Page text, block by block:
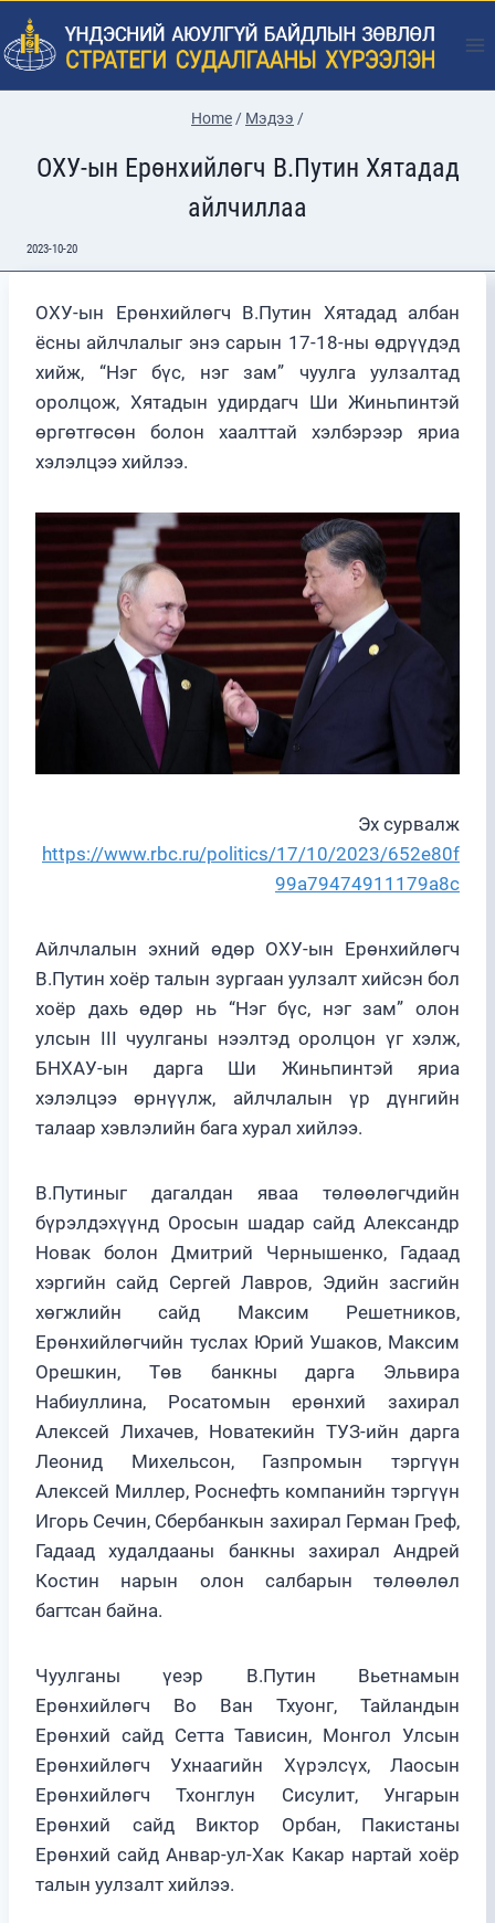
Skip
to
content
Home/ Мэдээ /
ОХУ-ын Ерөнхийлөгч В.Путин Хятадад
айлчиллаа
2023-10-20
ОХУ-ын Ерөнхийлөгч В.Путин Хятадад албан
ёсны айлчлалыг энэ сарын 17-18-ны өдрүүдэд
хийж, “Нэг бүс, нэг зам” чуулга уулзалтад
оролцож, Хятадын удирдагч Ши Жиньпинтэй
өргөтгөсөн болон хаалттай хэлбэрээр яриа
хэлэлцээ хийлээ.
Эх сурвалж
https://www.rbc.ru/politics/17/10/2023/652e80f
99a79474911179a8c
Айлчлалын эхний өдөр ОХУ-ын Ерөнхийлөгч
В.Путин хоёр талын зургаан уулзалт хийсэн бол
хоёр дахь өдөр нь “Нэг бүс, нэг зам” олон
улсын III чуулганы нээлтэд оролцон үг хэлж,
БНХАУ-ын дарга Ши Жиньпинтэй яриа
хэлэлцээ өрнүүлж, айлчлалын үр дүнгийн
талаар хэвлэлийн бага хурал хийлээ.
В.Путиныг дагалдан яваа төлөөлөгчдийн
бүрэлдэхүүнд Оросын шадар сайд Александр
Новак болон Дмитрий Чернышенко, Гадаад
хэргийн сайд Сергей Лавров, Эдийн засгийн
хөгжлийн сайд Максим Решетников,
Ерөнхийлөгчийн туслах Юрий Ушаков, Максим
Орешкин, Төв банкны дарга Эльвира
Набиуллина, Росатомын ерөнхий захирал
Алексей Лихачев, Новатекийн ТУЗ-ийн дарга
Леонид Михельсон, Газпромын тэргүүн
Алексей Миллер, Роснефть компанийн тэргүүн
Игорь Сечин, Сбербанкын захирал Герман Греф,
Гадаад худалдааны банкны захирал Андрей
Костин нарын олон салбарын төлөөлөл
багтсан байна.
Чуулганы үеэр В.Путин Вьетнамын
Ерөнхийлөгч Во Ван Тхуонг, Тайландын
Ерөнхий сайд Сетта Тависин, Монгол Улсын
Ерөнхийлөгч Ухнаагийн Хүрэлсүх, Лаосын
Ерөнхийлөгч Тхонглун Сисулит, Унгарын
Ерөнхий сайд Виктор Орбан, Пакистаны
Ерөнхий сайд Анвар-ул-Хак Какар нартай хоёр
талын уулзалт хийлээ.